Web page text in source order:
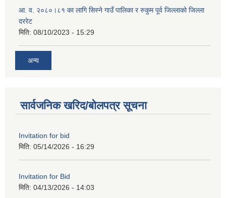
आ. व. २०८०।८१ का लागि सिस्ने गाउँ पालिका र रुकुम पूर्व जिल्लाको जिल्ला
दररेट
मिति: 08/10/2023 - 15:29
अन्य
सार्वजनिक खरिद/बोलपत्र सूचना
Invitation for bid
मिति: 05/14/2026 - 16:29
Invitation for Bid
मिति: 04/13/2026 - 14:03